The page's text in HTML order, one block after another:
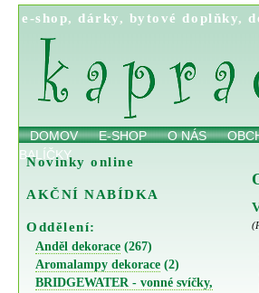
e-shop,dárky, bytové doplňky,
DOMOV E-SHOP O NÁS
BALÍČKY
Novinky online
AKČNÍ NABÍDKA
Oddělení:
Anděl dekorace (267)
Aromalampy dekorace (2)
BRIDGEWATER - vonné svíčky,